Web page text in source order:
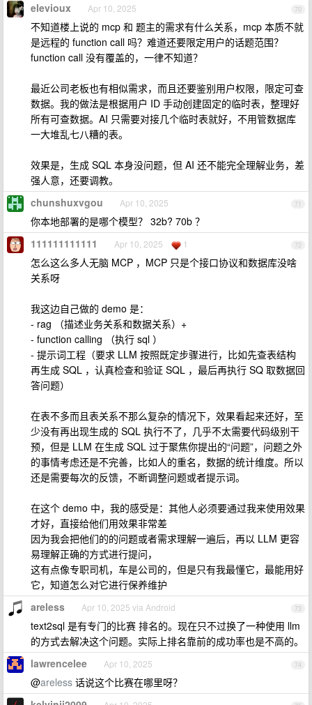
70
elevioux Apr 10, 2025
不知道楼上说的 mcp 和 题主的需求有什么关系，mcp 本质不就
是远程的 function call 吗？难道还要限定用户的话题范围？
function call 没有覆盖的，一律不知道？
最近公司老板也有相似需求，而且还要鉴别用户权限，限定可查
数据。我的做法是根据用户 ID 手动创建固定的临时表，整理好
所有可查数据。AI 只需要对接几个临时表就好，不用管数据库
一大堆乱七八糟的表。
效果是，生成 SQL 本身没问题，但 AI 还不能完全理解业务，差
强人意，还要调教。
71
chunshuxvgou Apr 10, 2025
你本地部署的是哪个模型？ 32b? 70b ？
72
111111111111 Apr 10, 2025 1
怎么这么多人无脑 MCP ，MCP 只是个接口协议和数据库没啥
关系呀
我这边自己做的 demo 是：
- rag （描述业务关系和数据关系）+
- function calling （执行 sql ）
- 提示词工程（要求 LLM 按照既定步骤进行，比如先查表结构
再生成 SQL ，认真检查和验证 SQL ，最后再执行 SQ 取数据回
答问题）
在表不多而且表关系不那么复杂的情况下，效果看起来还好，至
少没有再出现生成的 SQL 执行不了，几乎不太需要代码级别干
预，但是 LLM 在生成 SQL 过于聚焦你提出的“问题”，问题之外
的事情考虑还是不完善，比如人的重名，数据的统计维度。所以
还是需要每次的反馈，不断调整问题或者提示词。
在这个 demo 中，我的感受是：其他人必须要通过我来使用效果
才好，直接给他们用效果非常差
因为我会把他们的的问题或者需求理解一遍后，再以 LLM 更容
易理解正确的方式进行提问，
这有点像专职司机，车是公司的，但是只有我最懂它，最能用好
它，知道怎么对它进行保养维护
73
areless Apr 10, 2025 via Android
text2sql 是有专门的比赛 排名的。现在只不过换了一种使用 llm
的方式去解决这个问题。实际上排名靠前的成功率也是不高的。
74
lawrencelee Apr 10, 2025
@areless 话说这个比赛在哪里呀？